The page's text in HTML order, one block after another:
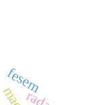
fesem